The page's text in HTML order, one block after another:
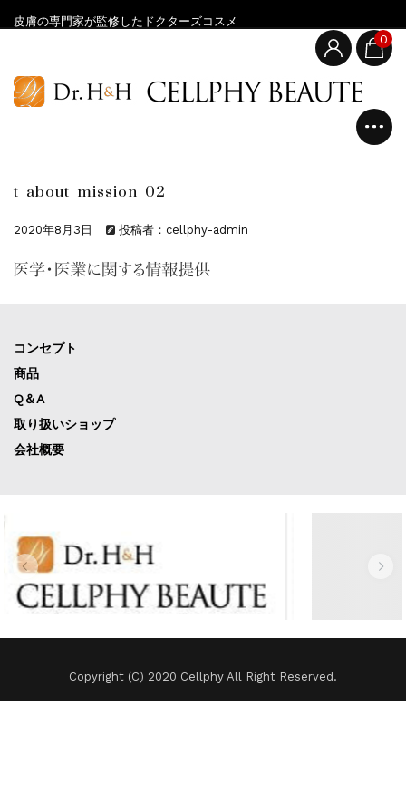
皮膚の専門家が監修したドクターズコスメ
0
t_about_mission_02
2020年8月3日 投稿者：cellphy-admin
コンセプト
商品
Q＆A
取り扱いショップ
会社概要
Copyright (C) 2020 Cellphy All Right Reserved.